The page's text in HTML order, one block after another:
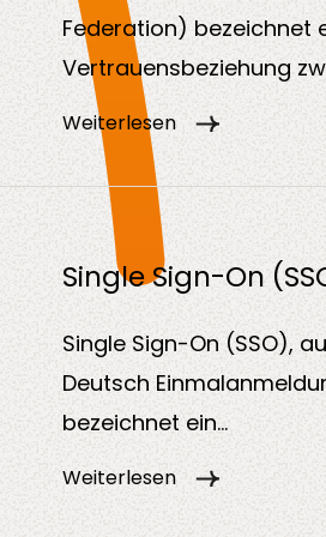
Federation) bezeichnet
Vertrauensbeziehung
mehreren eigenständigen
Identitätsquellen. Sie
es Benutzer:innen, sich
Organisationsgrenzen
sicher anzumelden, ohne
müssen.
Weiterlesen
Single Sign-On
Single Sign-On (SSO),
Deutsch
bezeichnet ein
Weiterlesen